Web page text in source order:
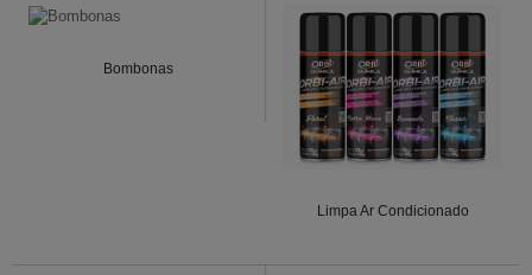
Bombonas
Limpa Ar Condicionado